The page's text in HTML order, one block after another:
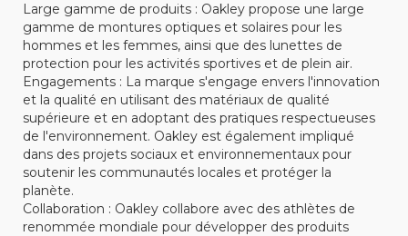
Large gamme de produits : Oakley propose une large
gamme de montures optiques et solaires pour les
hommes et les femmes, ainsi que des lunettes de
protection pour les activités sportives et de plein air.
Engagements : La marque s'engage envers l'innovation
et la qualité en utilisant des matériaux de qualité
supérieure et en adoptant des pratiques respectueuses
de l'environnement. Oakley est également impliqué
dans des projets sociaux et environnementaux pour
soutenir les communautés locales et protéger la
planète.
Collaboration : Oakley collabore avec des athlètes de
renommée mondiale pour développer des produits